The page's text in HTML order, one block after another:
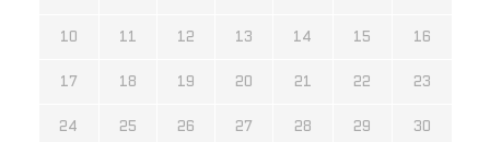
10 11 12 13 14 15 16
17 18 19 20 21 22 23
24 25 26 27 28 29 30